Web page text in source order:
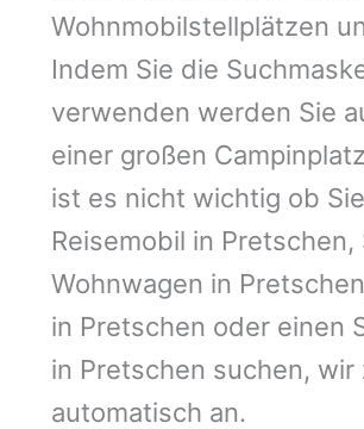
Wohnmobilstellplätzen
Indem Sie die
verwenden werden Sie
einer großen
ist es nicht wichtig ob
Reisemobil in
Wohnwagen in
in Pretschen oder einen
in Pretschen suchen,
automatisch an.